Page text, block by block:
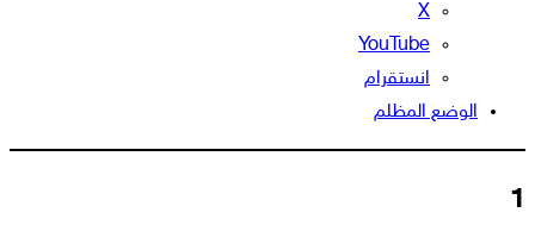
‫X
‫YouTube
انستقرام
الوضع المظلم
1